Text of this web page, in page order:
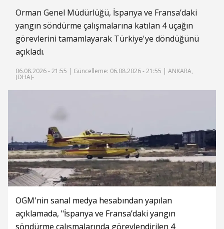
Orman Genel Müdürlüğü, İspanya ve Fransa’daki
yangın söndürme çalışmalarına katılan 4 uçağın
görevlerini tamamlayarak Türkiye'ye döndüğünü
açıkladı.
06.08.2026 - 21:55 | Güncelleme: 06.08.2026 - 21:55 | ANKARA,
(DHA)-
OGM'nin sanal medya hesabından yapılan
açıklamada, "İspanya ve Fransa’daki yangın
söndürme çalışmalarında görevlendirilen 4